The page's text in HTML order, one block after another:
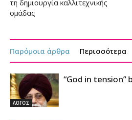
τη δημιουργία καλλιτεχνικής
ομάδας
Παρόμοια άρθρα Περισσότερα
ΛΟΓΟΣ
“God in tension”